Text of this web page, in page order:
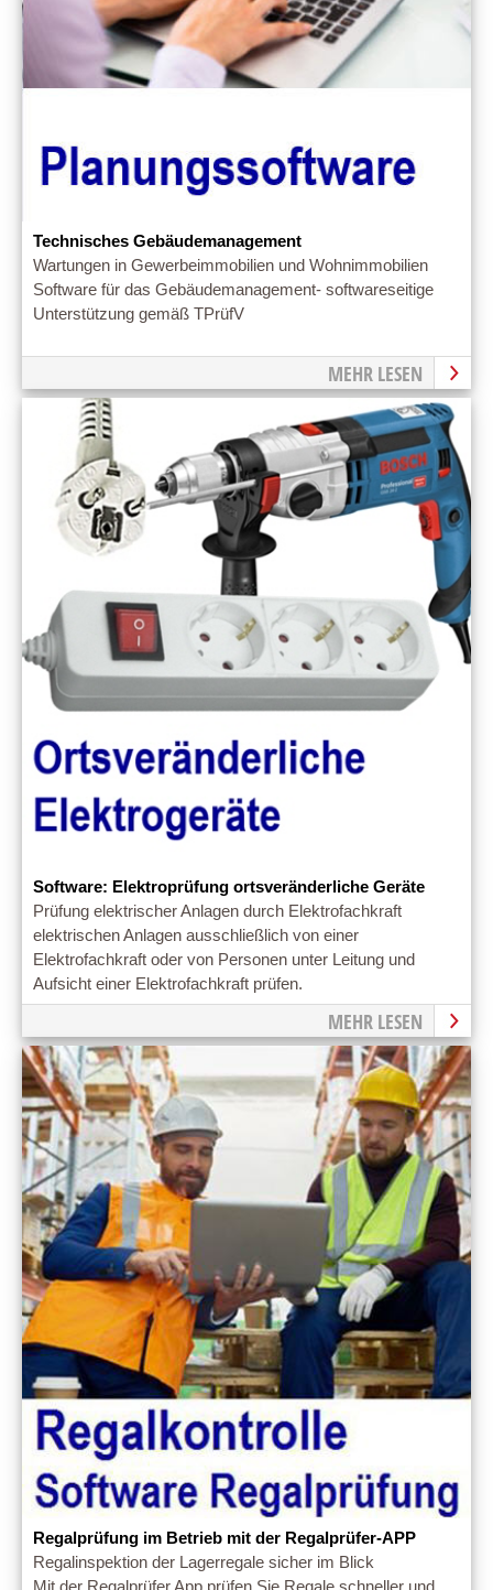
Technisches Gebäudemanagement
Wartungen in Gewerbeimmobilien und Wohnimmobilien
Software für das Gebäudemanagement- softwareseitige
Unterstützung gemäß TPrüfV
MEHR LESEN
Software: Elektroprüfung ortsveränderliche Geräte
Prüfung elektrischer Anlagen durch Elektrofachkraft
elektrischen Anlagen ausschließlich von einer
Elektrofachkraft oder von Personen unter Leitung und
Aufsicht einer Elektrofachkraft prüfen.
MEHR LESEN
Regalprüfung im Betrieb mit der Regalprüfer-APP
Regalinspektion der Lagerregale sicher im Blick
Mit der Regalprüfer App prüfen Sie Regale schneller und